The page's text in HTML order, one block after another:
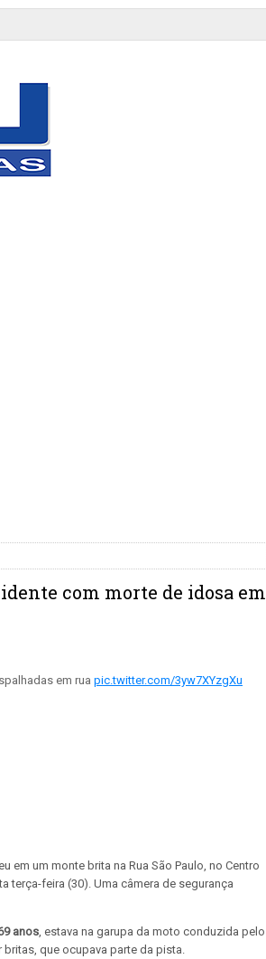
com morte de idosa em
em rua pic.twitter.com/3yw7XYzgXu
em um monte brita na Rua São Paulo, no Centro
terça-feira (30). Uma câmera de segurança
anos, estava na garupa da moto conduzida pelo
que ocupava parte da pista.